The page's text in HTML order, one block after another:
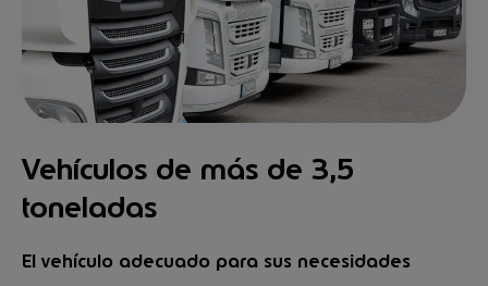
Vehículos de más de 3,5
toneladas
El vehículo adecuado para sus necesidades